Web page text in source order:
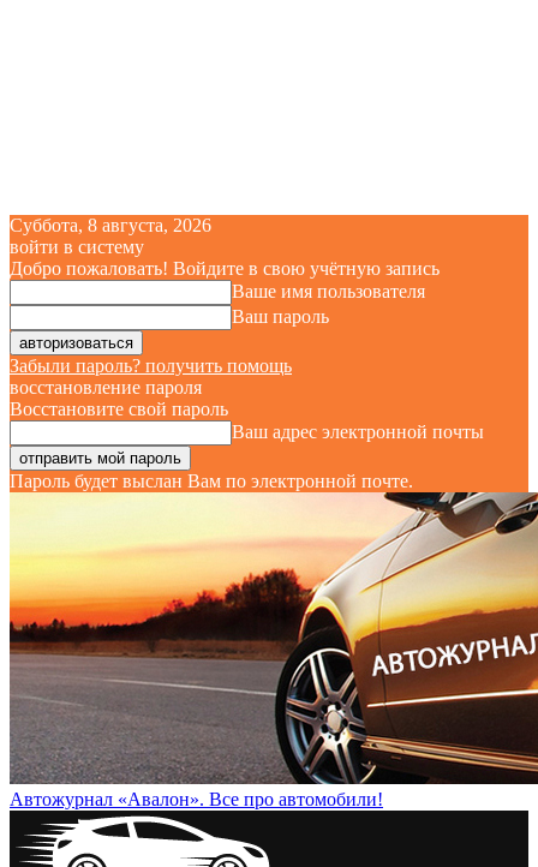
Суббота, 8 августа, 2026
войти в систему
Добро пожаловать! Войдите в свою учётную запись
Ваше имя пользователя
Ваш пароль
Забыли пароль? получить помощь
восстановление пароля
Восстановите свой пароль
Ваш адрес электронной почты
Пароль будет выслан Вам по электронной почте.
Автожурнал «Авалон». Все про автомобили!